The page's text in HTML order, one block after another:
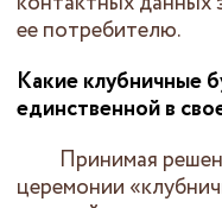
ее потребителю.
Какие клубничные
единственной в
Принимая
церемонии